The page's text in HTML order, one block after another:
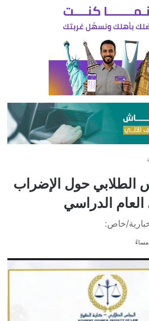
الطلابي حول الإضراب
العام الدراسي
خاص: